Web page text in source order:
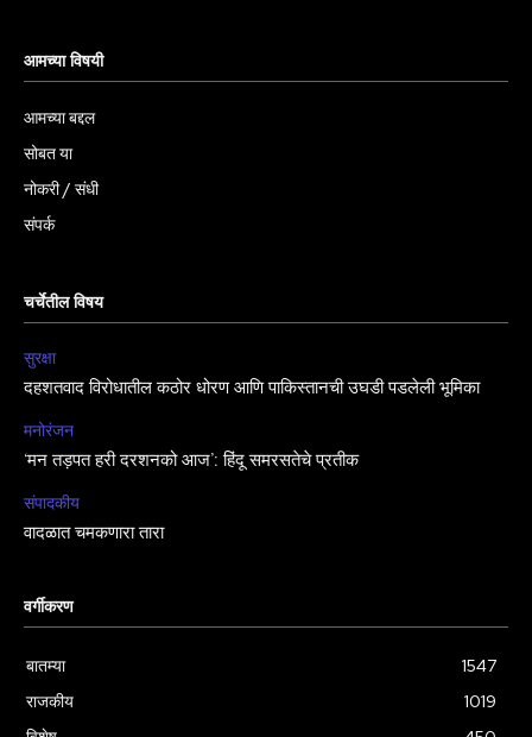
आमच्या विषयी
आमच्या बद्दल
सोबत या
नोकरी / संधी
संपर्क
चर्चेतील विषय
सुरक्षा
दहशतवाद विरोधातील कठोर धोरण आणि पाकिस्तानची उघडी पडलेली भूमिका
मनोरंजन
‘मन तड़पत हरी दरशनको आज’: हिंदू समरसतेचे प्रतीक
संपादकीय
वादळात चमकणारा तारा
वर्गीकरण
बातम्या
1547
राजकीय
1019